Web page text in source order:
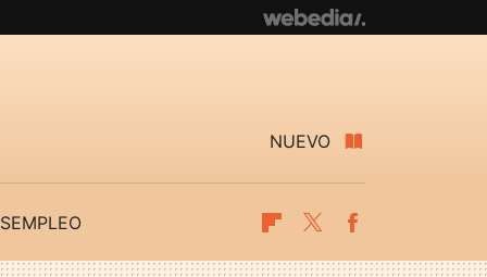
NUEVO
Flipboard
Twitter